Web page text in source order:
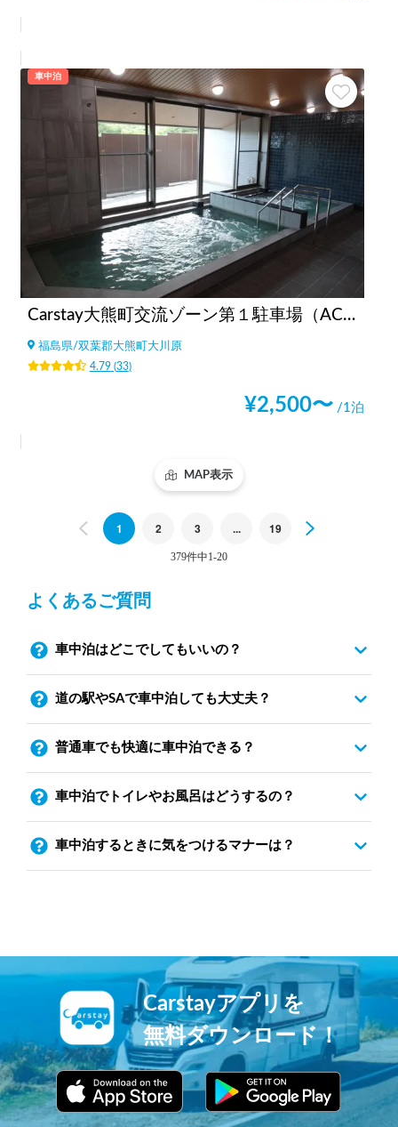
車中泊
Carstay大熊町交流ゾーン第１駐車場（AC電源、WiFi、温浴施設、コンビニ、飲食店街、コインランドリーすぐ）
福島県/双葉郡大熊町大川原
4.79(33)
¥2,500〜 /1泊
MAP表示
Previous
1 2 3 ... 19
379件中1-20
よくあるご質問
車中泊はどこでしてもいいの？
道の駅やSAで車中泊しても大丈夫？
普通車でも快適に車中泊できる？
車中泊でトイレやお風呂はどうするの？
車中泊するときに気をつけるマナーは？
Carstayアプリを
無料ダウンロード！